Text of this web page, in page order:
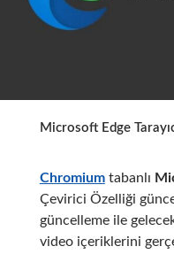
Microsoft Edge
Chromiumtabanlı
Çevirici Özelliği
güncelleme ile
video içeriklerini